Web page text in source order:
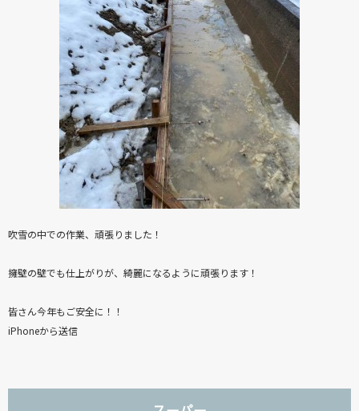
吹雪の中での作業、頑張りました！
擁壁の壁でも仕上がりが、綺麗になるように頑張ります！
皆さん今年もご安全に！！
iPhoneから送信